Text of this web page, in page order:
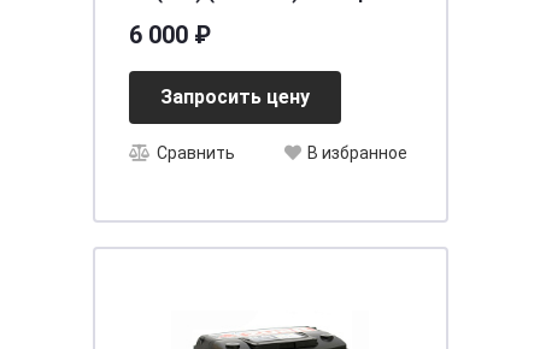
6 000 ₽
Запросить цену
Сравнить В избранное